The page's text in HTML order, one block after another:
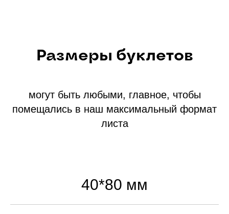
Размеры буклетов
могут быть любыми, главное, чтобы
помещались в наш максимальный формат
листа
40*80 мм